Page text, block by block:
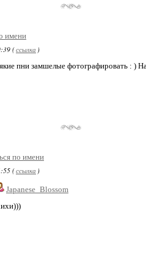
имени
(ссылка )
пни замшелые фотографировать : )
по имени
(ссылка )
Japanese_Blossom